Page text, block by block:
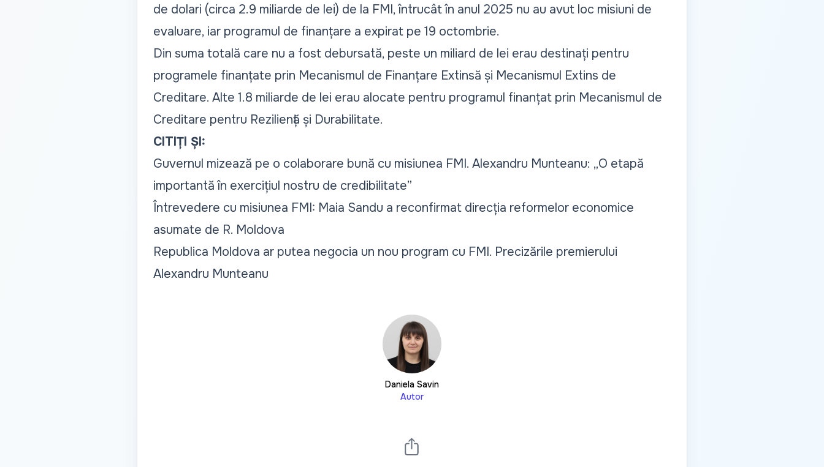
de dolari (circa 2.9 miliarde de lei) de la FMI, întrucât în anul 2025 nu au avut loc misiuni de
evaluare, iar programul de finanțare a expirat pe 19 octombrie.
Din suma totală care nu a fost debursată, peste un miliard de lei erau destinați pentru
programele finanțate prin Mecanismul de Finanțare Extinsă și Mecanismul Extins de
Creditare. Alte 1.8 miliarde de lei erau alocate pentru programul finanțat prin Mecanismul de
Creditare pentru Reziliență și Durabilitate.
CITIȚI ȘI:
Guvernul mizează pe o colaborare bună cu misiunea FMI. Alexandru Munteanu: „O etapă
importantă în exercițiul nostru de credibilitate”
Întrevedere cu misiunea FMI: Maia Sandu a reconfirmat direcția reformelor economice
asumate de R. Moldova
Republica Moldova ar putea negocia un nou program cu FMI. Precizările premierului
Alexandru Munteanu
Daniela Savin
Autor